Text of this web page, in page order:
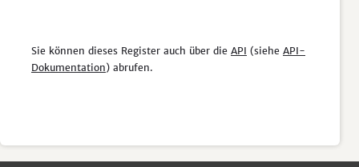
Sie können dieses Register auch über die API (siehe API-
Dokumentation) abrufen.